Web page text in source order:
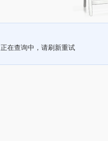
正在查询中，请刷新重试